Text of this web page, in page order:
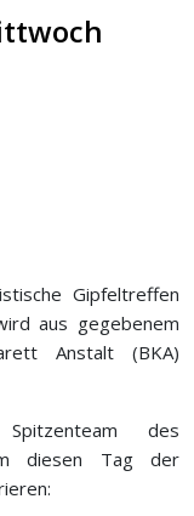
Gipfeltreffen
aus gegebenem
Anstalt (BKA)
des
diesen Tag der